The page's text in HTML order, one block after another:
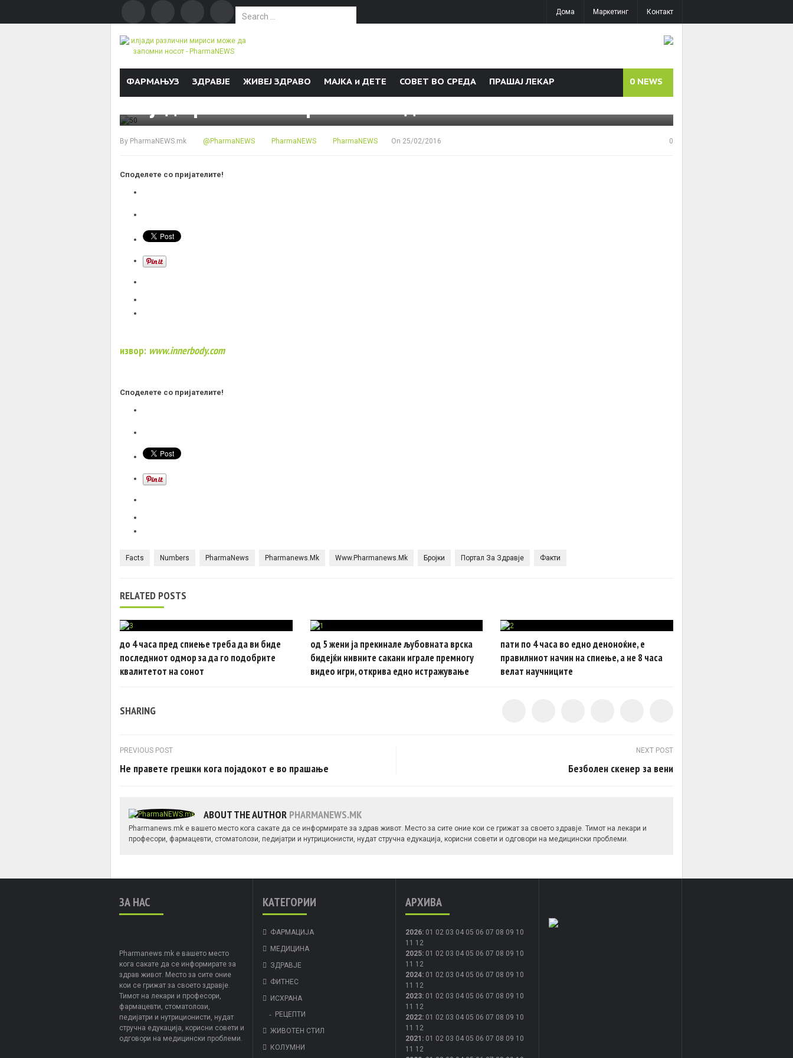
Search for:
Дома Маркетинг Контакт
ФАРМАЊУЗ ЗДРАВЈЕ ЖИВЕЈ ЗДРАВО МАЈКА и ДЕТЕ СОВЕТ ВО СРЕДА ПРАШАЈ ЛЕКАР 0 NEWS
БРОЈКИ & ФАКТИ
илјади различни мириси може да запомни носот
By PharmaNEWS.mk @PharmaNEWS PharmaNEWS PharmaNEWS On 25/02/2016 0
Споделете со пријателите!
извор: www.innerbody.com
Споделете со пријателите!
Facts Numbers PharmaNews Pharmanews.mk Www.pharmanews.mk Бројки Портал За Здравје Факти
RELATED POSTS
до 4 часа пред спиење треба да ви биде
последниот одмор за да го подобрите
квалитетот на сонот
од 5 жени ја прекинале љубовната врска
бидејќи нивните сакани играле премногу
видео игри, открива едно истражување
пати по 4 часа во едно деноноќие, е
правилниот начин на спиење, а не 8 часа
велат научниците
SHARING
Post navigation
PREVIOUS POST
Не правете грешки кога појадокот е во прашање
NEXT POST
Безболен скенер за вени
ABOUT THE AUTHOR PHARMANEWS.MK
Pharmanews.mk е вашето место кога сакате да се информирате за здрав живот. Место за сите оние кои се грижат за своето здравје. Тимот на лекари и
професори, фармацевти, стоматолози, педијатри и нутриционисти, нудат стручна едукација, корисни совети и одговори на медицински проблеми.
ЗА НАС
Pharmanews.mk е вашето место
кога сакате да се информирате за
здрав живот. Место за сите оние
кои се грижат за своето здравје.
Тимот на лекари и професори,
фармацевти, стоматолози,
педијатри и нутриционисти, нудат
стручна едукација, корисни совети и
одговори на медицински проблеми.
КАТЕГОРИИ
ФАРМАЦИЈА
МЕДИЦИНА
ЗДРАВЈЕ
ФИТНЕС
ИСХРАНА
РЕЦЕПТИ
ЖИВОТЕН СТИЛ
КОЛУМНИ
АРХИВА
2026: 01 02 03 04 05 06 07 08 09 10
11 12
2025: 01 02 03 04 05 06 07 08 09 10
11 12
2024: 01 02 03 04 05 06 07 08 09 10
11 12
2023: 01 02 03 04 05 06 07 08 09 10
11 12
2022: 01 02 03 04 05 06 07 08 09 10
11 12
2021 : 01 02 03 04 05 06 07 08 09 10
11 12